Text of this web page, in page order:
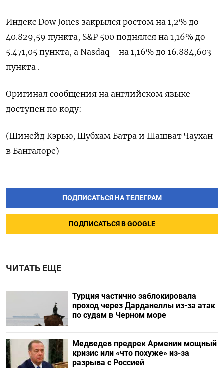
Индекс Dow Jones закрылся ростом на 1,2% до
40.829,59 пункта, S&P 500 поднялся на 1,16% до
5.471,05 пункта, а Nasdaq - на 1,16% до 16.884,603
пункта .
Оригинал сообщения на английском языке
доступен по коду:
(Шинейд Кэрью, Шубхам Батра и Шашват Чаухан
в Бангалоре)
ПОДПИСАТЬСЯ НА ТЕЛЕГРАМ
ПОДПИСАТЬСЯ В GOOGLE
ЧИТАТЬ ЕЩЕ
Турция частично заблокировала
проход через Дарданеллы из-за атак
по судам в Черном море
Медведев предрек Армении мощный
кризис или «что похуже» из-за
разрыва с Россией